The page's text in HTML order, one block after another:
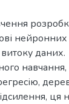
даних.
навчання,
ця